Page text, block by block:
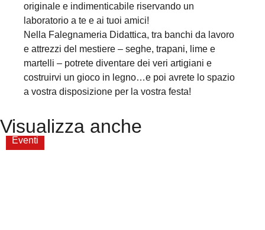
originale e indimenticabile riservando un
laboratorio a te e ai tuoi amici!
Nella Falegnameria Didattica, tra banchi da lavoro
e attrezzi del mestiere – seghe, trapani, lime e
martelli – potrete diventare dei veri artigiani e
costruirvi un gioco in legno…e poi avrete lo spazio
a vostra disposizione per la vostra festa!
Visualizza anche
Eventi